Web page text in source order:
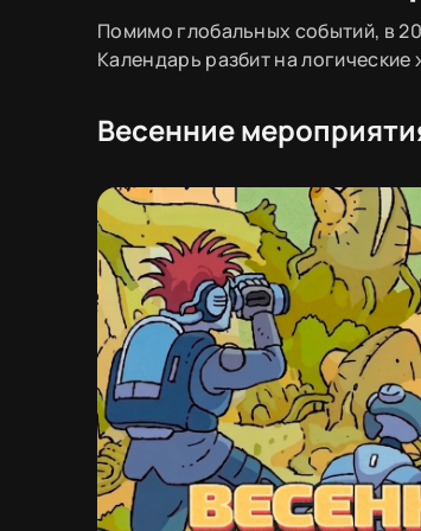
Помимо глобальных событий, в
Календарь разбит на
Весенние